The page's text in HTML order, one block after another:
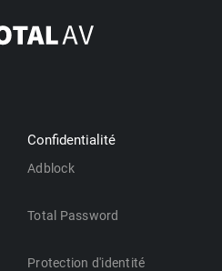
Confidentialité
Adblock
Total Password
Protection d'identité